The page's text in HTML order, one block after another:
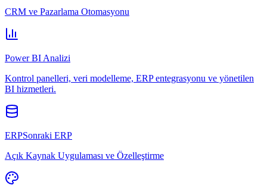
CRM ve Pazarlama Otomasyonu
Power BI Analizi
Kontrol panelleri, veri modelleme, ERP entegrasyonu ve yönetilen
BI hizmetleri.
ERPSonraki ERP
Açık Kaynak Uygulaması ve Özelleştirme